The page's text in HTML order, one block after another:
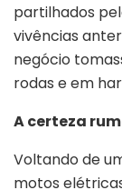
partilhados
vivências
negócio
rodas e em
A certeza
Voltando de
motos